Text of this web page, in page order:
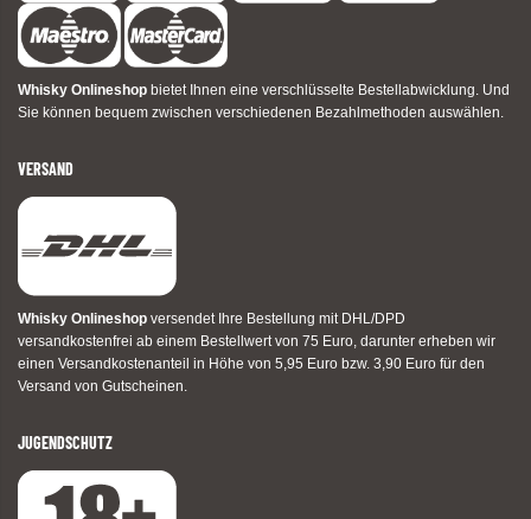
Whisky Onlineshop bietet Ihnen eine verschlüsselte Bestellabwicklung. Und
Sie können bequem zwischen verschiedenen Bezahlmethoden auswählen.
VERSAND
Whisky Onlineshop versendet Ihre Bestellung mit DHL/DPD
versandkostenfrei ab einem Bestellwert von 75 Euro, darunter erheben wir
einen Versandkostenanteil in Höhe von 5,95 Euro bzw. 3,90 Euro für den
Versand von Gutscheinen.
JUGENDSCHUTZ